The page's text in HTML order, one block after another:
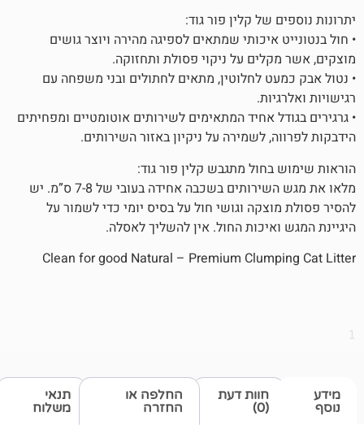
קלין פור גוד:
שמתאים לספיגה מהירה ויוצר גושים
על ניקוי פסולת ותחזוקה.
לחלוטין, מתאים לחתולים ובני משפחה עם
אחיד המתאימים לשירותים אוטומטיים ומפחיתים
לשמירה על ניקיון באזור השירותים.
מתגבש קלין פור גוד:
מלאו את מגש השירותים בשכבה אחידה בעובי של 7-8 ס”מ. יש
וגושי חול על בסיס יומי כדי לשמור על
החול. אין להשליך לאסלה.
Clean for good Natural – Premium
תנאי
משלוח
חוות דעת
החלפה או
החזרה